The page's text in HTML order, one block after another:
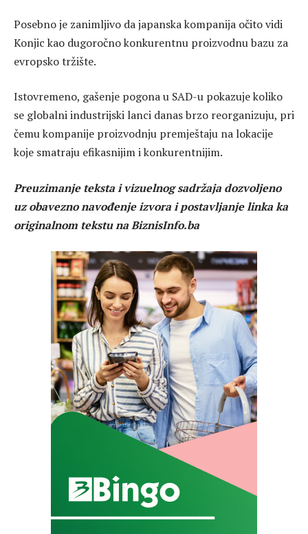
Posebno je zanimljivo da japanska kompanija očito vidi
Konjic kao dugoročno konkurentnu proizvodnu bazu za
evropsko tržište.
Istovremeno, gašenje pogona u SAD-u pokazuje koliko
se globalni industrijski lanci danas brzo reorganizuju, pri
čemu kompanije proizvodnju premještaju na lokacije
koje smatraju efikasnijim i konkurentnijim.
Preuzimanje teksta i vizuelnog sadržaja dozvoljeno
uz obavezno navođenje izvora i postavljanje linka ka
originalnom tekstu na BiznisInfo.ba